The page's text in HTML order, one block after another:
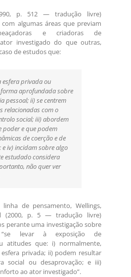
p. 512 — tradução livre)
algumas áreas que previam
e criadoras de
investigado do que outras,
de estudos que:
esfera privada ou
aprofundada sobre
pessoal; ii) se centrem
relacionadas com o
social; iii) abordem
poder e que podem
de coerção e de
e iv) incidam sobre algo
estudado considera
não quer ver
de pensamento, Wellings,
(2000, p. 5 — tradução livre)
perante uma investigação sobre
“se levar à exposição de
atitudes que: i) normalmente,
privada; ii) podem resultar
social ou desaprovação; e iii)
ao ator investigado”.